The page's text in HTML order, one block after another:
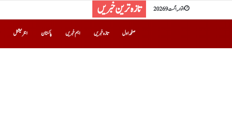
اتوار, اگست 9 2026 تازہ ترین خبریں
صفحہ اول تازہ خبریں اہم خبریں پاکستان انٹرنیشنل